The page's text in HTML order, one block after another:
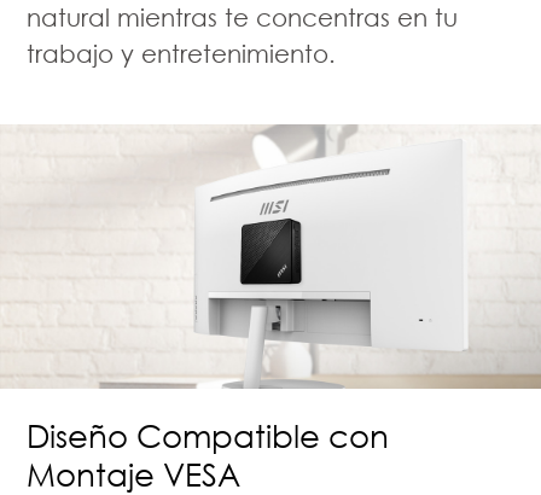
natural mientras te concentras en tu
trabajo y entretenimiento.
Diseño Compatible con
Montaje VESA